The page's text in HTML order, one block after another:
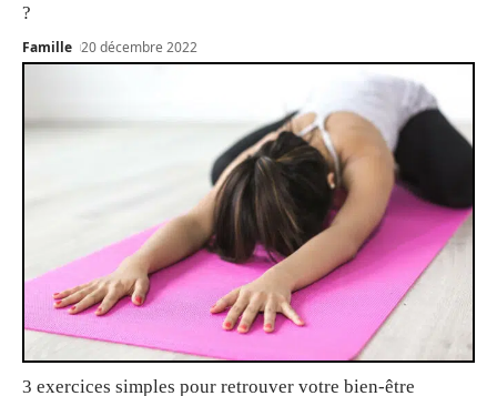
?
Famille 20 décembre 2022
3 exercices simples pour retrouver votre bien-être